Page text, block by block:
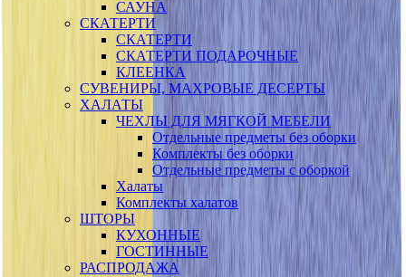
САУНА
СКАТЕРТИ
СКАТЕРТИ
СКАТЕРТИ ПОДАРОЧНЫЕ
КЛЕЕНКА
СУВЕНИРЫ, МАХРОВЫЕ ДЕСЕРТЫ
ХАЛАТЫ
ЧЕХЛЫ ДЛЯ МЯГКОЙ МЕБЕЛИ
Отдельные предметы без оборки
Комплекты без оборки
Отдельные предметы с оборкой
Халаты
Комплекты халатов
ШТОРЫ
КУХОННЫЕ
ГОСТИННЫЕ
РАСПРОДАЖА